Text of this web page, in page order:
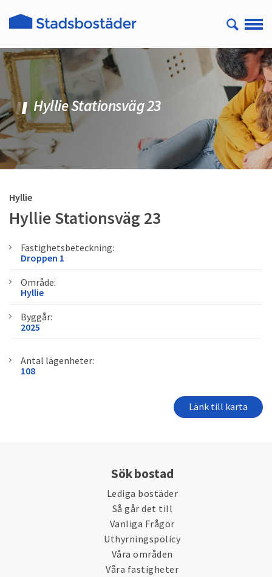
Hyllie Stationsväg 23
Hyllie
Hyllie Stationsväg 23
Fastighetsbeteckning:
Droppen 1
Område:
Hyllie
Byggår:
2025
Antal lägenheter:
108
Länk till karta
Sök bostad
Lediga bostäder
Så går det till
Vanliga Frågor
Uthyrningspolicy
Våra områden
Våra fastigheter